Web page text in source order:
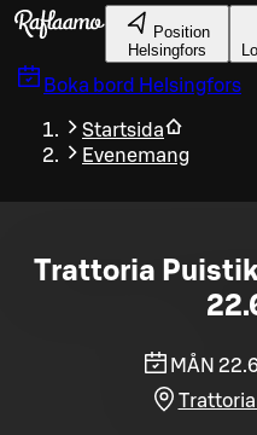
Gå till huvudinnehållet
Position
Helsingfors
Boka bord Helsingfors
Startsida
Evenemang
Trattoria
MÅN
Trattoria